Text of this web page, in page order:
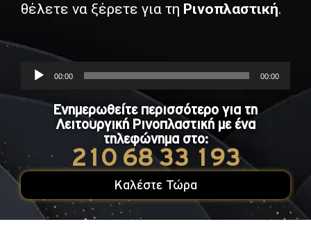
θέλετε να ξέρετε για τη Ρινοπλαστική.
Audio00:00 00:00
Ενημερωθείτε περισσότερο για τη
Λειτουργική Ρινοπλαστική με ένα
τηλεφώνημα στο:
210 68 33 193
Καλέστε Τώρα